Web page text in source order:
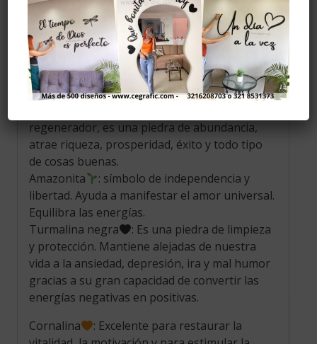
Cuarzo verde
: es una piedra de armonía,
renovación, bienestar y prosperidad.
Jaspe rojo
: es suavemente estimulante, lleva
los problemas a la luz antes de que se hagan
demasiado grandes y ayuda a comprender las
situaciones más difíciles.
regenerador, es una piedra de abundancia,
atrae riqueza, prosperidad, éxito y todo tipo
de cosas buenas.
Amazonita
: símbolo de independencia y
libertad. Ayuda a manifestar el amor universal.
Equilibra las energías.
Turmalina negra
: Es una piedra de limpieza
y protección. Mantiene alejadas de nuestra
vida a la ansiedad, depresión, ira y mal humor
gracias a su gran capacidad de convertir las
energías negativas en positivas.
Cornalina
: Excelente para restaurar la